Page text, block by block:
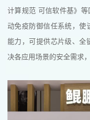
计算规范 可信软件基》
动免疫防御信任系统，使
能力，可提供芯片级、全
决各应用场景的安全需求